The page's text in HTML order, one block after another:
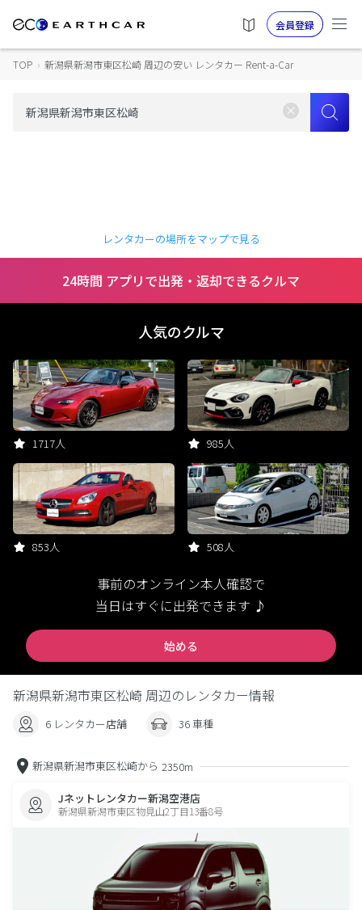
会員登録
TOP › 新潟県新潟市東区松崎 周辺の安い レンタカー Rent-a-Car
レンタカーの場所をマップで見る
24時間 アプリで出発・返却できるクルマ
人気のクルマ
1717人 985人
853人 508人
事前のオンライン本人確認で
当日はすぐに出発できます ♪
始める
新潟県新潟市東区松崎 周辺のレンタカー情報
6 レンタカー店舗 36 車種
新潟県新潟市東区松崎から 2350m
Jネットレンタカー新潟空港店
新潟県新潟市東区物見山2丁目13番8号